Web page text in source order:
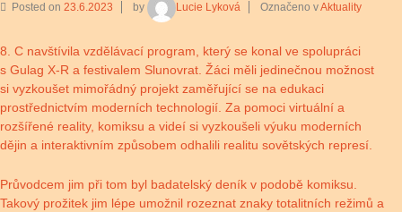
Posted on 23.6.2023 by Lucie Lyková Označeno vAktuality
8. C navštívila vzdělávací program, který se konal ve spolupráci
s Gulag X-R a festivalem Slunovrat. Žáci měli jedinečnou možnost
si vyzkoušet mimořádný projekt zaměřující se na edukaci
prostřednictvím moderních technologií. Za pomoci virtuální a
rozšířené reality, komiksu a videí si vyzkoušeli výuku moderních
dějin a interaktivním způsobem odhalili realitu sovětských represí.
Průvodcem jim při tom byl badatelský deník v podobě komiksu.
Takový prožitek jim lépe umožnil rozeznat znaky totalitních režimů a